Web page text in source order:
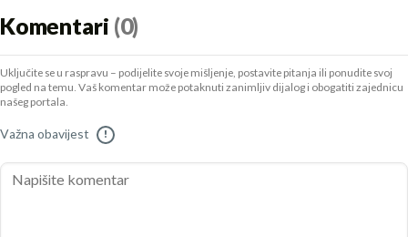
Komentari (0)
Uključite se u raspravu – podijelite svoje mišljenje, postavite pitanja ili ponudite svoj
pogled na temu. Vaš komentar može potaknuti zanimljiv dijalog i obogatiti zajednicu
našeg portala.
Važna obavijest !